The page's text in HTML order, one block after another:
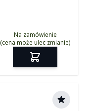
Na zamówienie
(cena może ulec zmianie)